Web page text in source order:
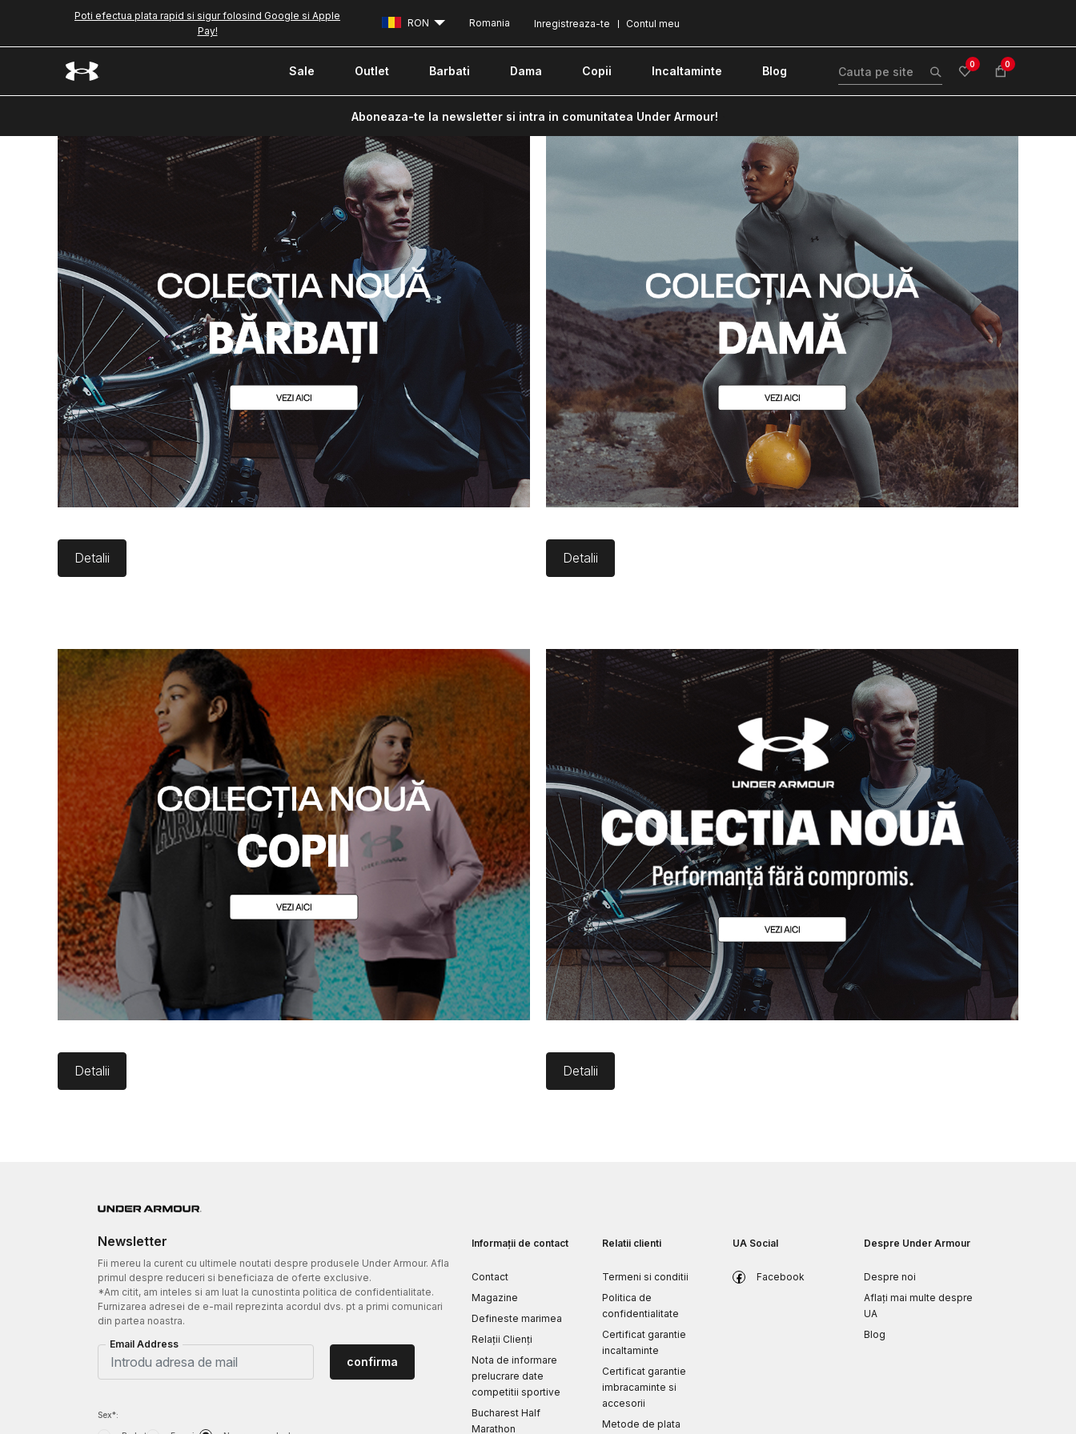
Poti efectua plata rapid si sigur folosind Google si Apple
Pay!
Contul meu
Inregistreaza-te
RON Romania
Sale Outlet Barbati Dama Copii Incaltaminte Blog 0 0
Aboneaza-te la newsletter si intra in comunitatea Under Armour!
Detalii Detalii
Detalii Detalii
Newsletter
Fii mereu la curent cu ultimele noutati despre produsele Under Armour. Afla
primul despre reduceri si beneficiaza de oferte exclusive.
*Am citit, am inteles si am luat la cunostinta politica de confidentialitate.
Furnizarea adresei de e-mail reprezinta acordul dvs. pt a primi comunicari
din partea noastra.
Email Address
Sex*:
confirma
Informații de contact
Contact
Magazine
Defineste marimea
Relații Clienți
Nota de informare
prelucrare date
competitii sportive
Bucharest Half
Marathon
Relatii clienti
Termeni si conditii
Politica de
confidentialitate
Certificat garantie
incaltaminte
Certificat garantie
imbracaminte si
accesorii
Metode de plata
UA Social
Facebook
Despre Under Armour
Despre noi
Aflați mai multe despre
UA
Blog